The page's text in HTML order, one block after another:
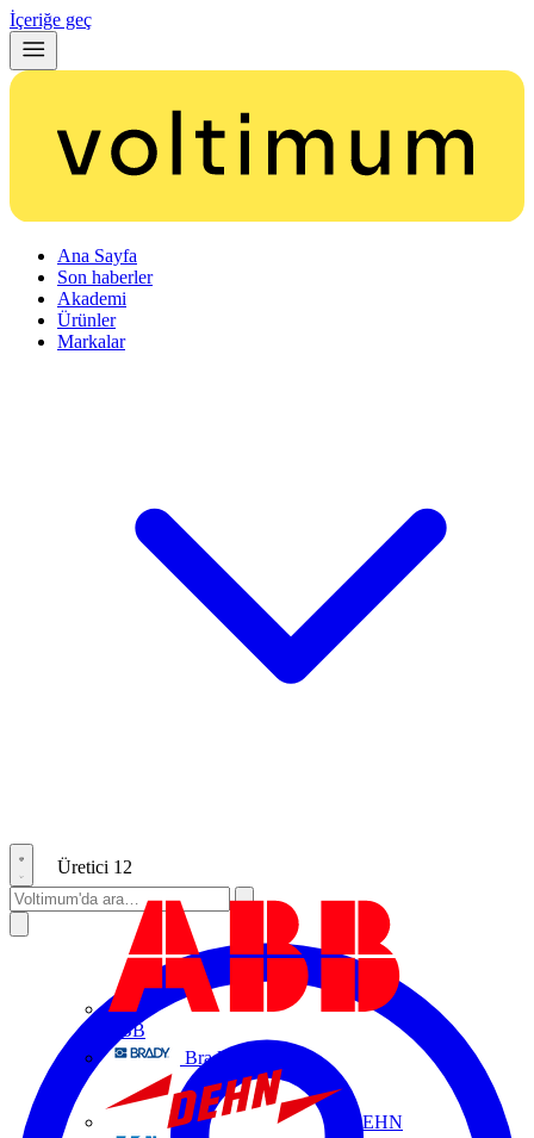
İçeriğe geç
Ana Sayfa
Son haberler
Akademi
Ürünler
Markalar
Üretici 12
ABB
Brady
DEHN